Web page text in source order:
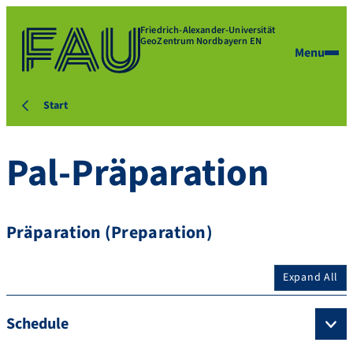
Friedrich-Alexander-Universität
GeoZentrum Nordbayern EN
Menu
Start
Pal-Präparation
Präparation (Preparation)
Expand All
Schedule